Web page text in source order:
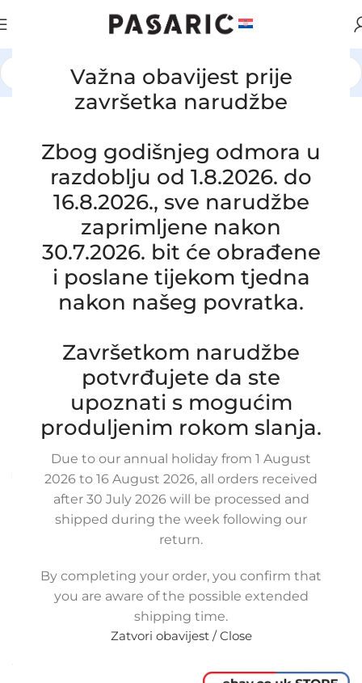
Važna obavijest prije
završetka narudžbe
Zbog godišnjeg odmora u
razdoblju od 1.8.2026. do
16.8.2026., sve narudžbe
zaprimljene nakon
30.7.2026. bit će obrađene
i poslane tijekom tjedna
nakon našeg povratka.
Završetkom narudžbe
potvrđujete da ste
upoznati s mogućim
produljenim rokom slanja.
Due to our annual holiday from 1 August
2026 to 16 August 2026, all orders received
after 30 July 2026 will be processed and
shipped during the week following our
return.
By completing your order, you confirm that
you are aware of the possible extended
shipping time.
Zatvori obavijest / Close
AUTOMOBILI / OPEL
Zamjensko crijevo intercoolera i
turbine za OPEL ASTRA J / GTC 2.0
CDTI, 13265274, 13386923, 860169,
860291
SKU:3-1-56/ob
Dostupno uz narudžbu (isti ili sljedeći radni dan)
60,00€
ex VAT
Dodaj u košaricu
Buy now
Dodaj na popis kupovine
Share: